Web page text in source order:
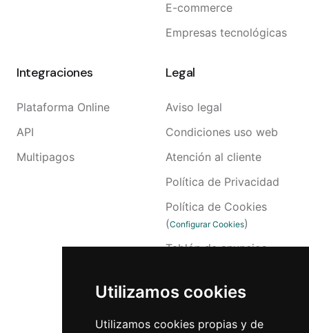
Utilizamos cookies
Utilizamos cookies propias y de
E-commerce
Empresas tecnológicas
Integraciones
Plataforma Online
API
Multipagos
Legal
Aviso legal
Condiciones uso web
Atención al cliente
Política de Privacidad
Política de Cookies
(Configurar Cookies)
Tablón de anuncios
Reclamaciones
Canal Interno